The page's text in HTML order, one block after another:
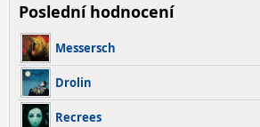
Poslední hodnocení
Messersch
Drolin
Recrees